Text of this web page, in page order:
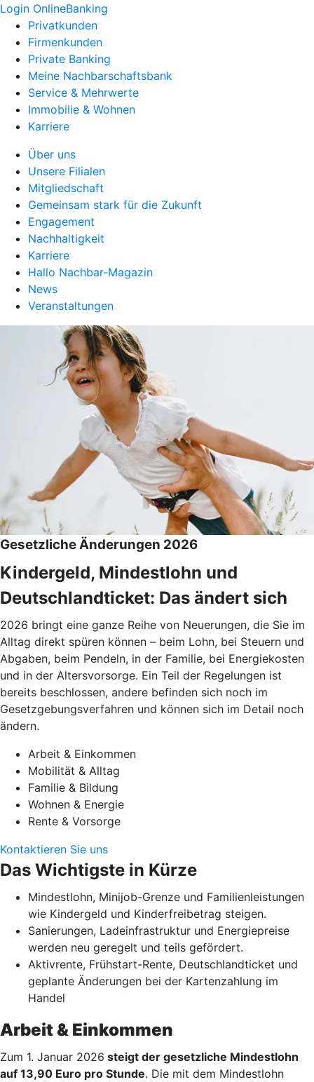
Login OnlineBanking
Privatkunden
Firmenkunden
Private Banking
Meine Nachbarschaftsbank
Service & Mehrwerte
Immobilie & Wohnen
Karriere
Über uns
Unsere Filialen
Mitgliedschaft
Gemeinsam stark für die Zukunft
Engagement
Nachhaltigkeit
Karriere
Hallo Nachbar-Magazin
News
Veranstaltungen
Gesetzliche Änderungen 2026
Kindergeld, Mindestlohn und
Deutschlandticket: Das ändert sich
2026 bringt eine ganze Reihe von Neuerungen, die Sie im
Alltag direkt spüren können – beim Lohn, bei Steuern und
Abgaben, beim Pendeln, in der Familie, bei Energiekosten
und in der Altersvorsorge. Ein Teil der Regelungen ist
bereits beschlossen, andere befinden sich noch im
Gesetzgebungsverfahren und können sich im Detail noch
ändern.
Arbeit & Einkommen
Mobilität & Alltag
Familie & Bildung
Wohnen & Energie
Rente & Vorsorge
Kontaktieren Sie uns
Das Wichtigste in Kürze
Mindestlohn, Minijob-Grenze und Familienleistungen
wie Kindergeld und Kinderfreibetrag steigen.
Sanierungen, Ladeinfrastruktur und Energiepreise
werden neu geregelt und teils gefördert.
Aktivrente, Frühstart-Rente, Deutschlandticket und
geplante Änderungen bei der Kartenzahlung im
Handel
Arbeit & Einkommen
Zum 1. Januar 2026 steigt der gesetzliche Mindestlohn
auf 13,90 Euro pro Stunde. Die mit dem Mindestlohn